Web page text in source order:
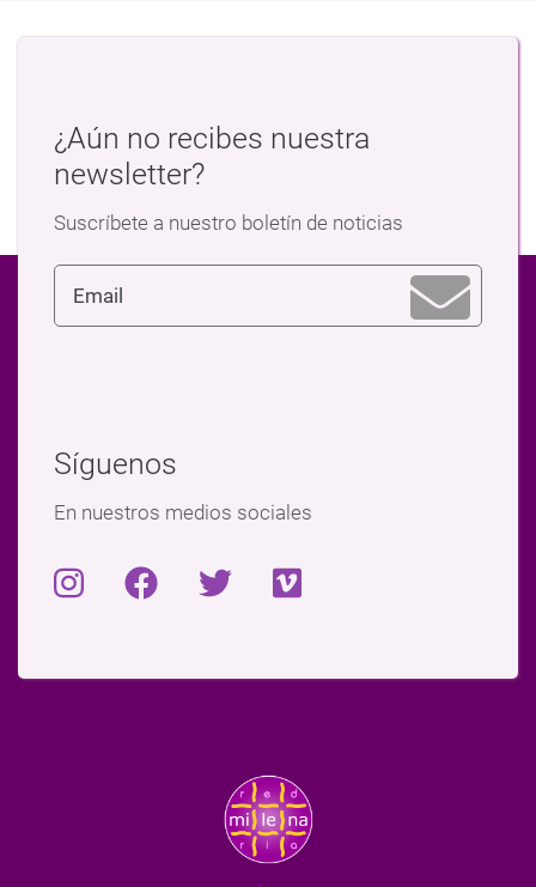
¿Aún no recibes nuestra
newsletter?
Suscríbete a nuestro boletín de noticias
Síguenos
En nuestros medios sociales